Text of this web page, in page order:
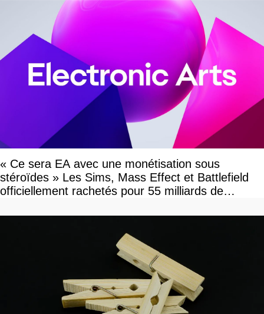
« Ce sera EA avec une monétisation sous
stéroïdes » Les Sims, Mass Effect et Battlefield
officiellement rachetés pour 55 milliards de